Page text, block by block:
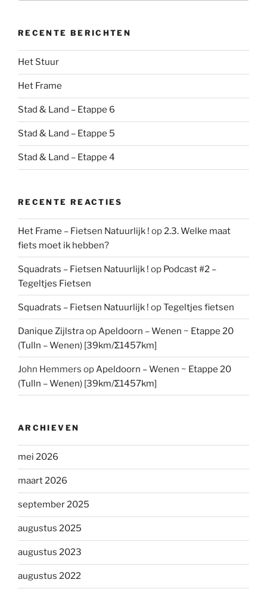
RECENTE BERICHTEN
Het Stuur
Het Frame
Stad & Land – Etappe 6
Stad & Land – Etappe 5
Stad & Land – Etappe 4
RECENTE REACTIES
Het Frame – Fietsen Natuurlijk ! op 2.3. Welke maat
fiets moet ik hebben?
Squadrats – Fietsen Natuurlijk ! op Podcast #2 –
Tegeltjes Fietsen
Squadrats – Fietsen Natuurlijk ! opTegeltjes fietsen
Danique Zijlstraop Apeldoorn – Wenen ~ Etappe 20
(Tulln – Wenen) [39km/Σ1457km]
John Hemmers op Apeldoorn – Wenen ~ Etappe 20
(Tulln – Wenen) [39km/Σ1457km]
ARCHIEVEN
mei 2026
maart 2026
september 2025
augustus 2025
augustus 2023
augustus 2022